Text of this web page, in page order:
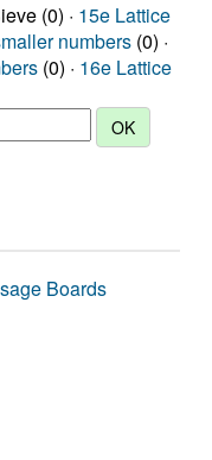
(0) · 15e Lattice
numbers (0) ·
(0) · 16e Lattice
Boards